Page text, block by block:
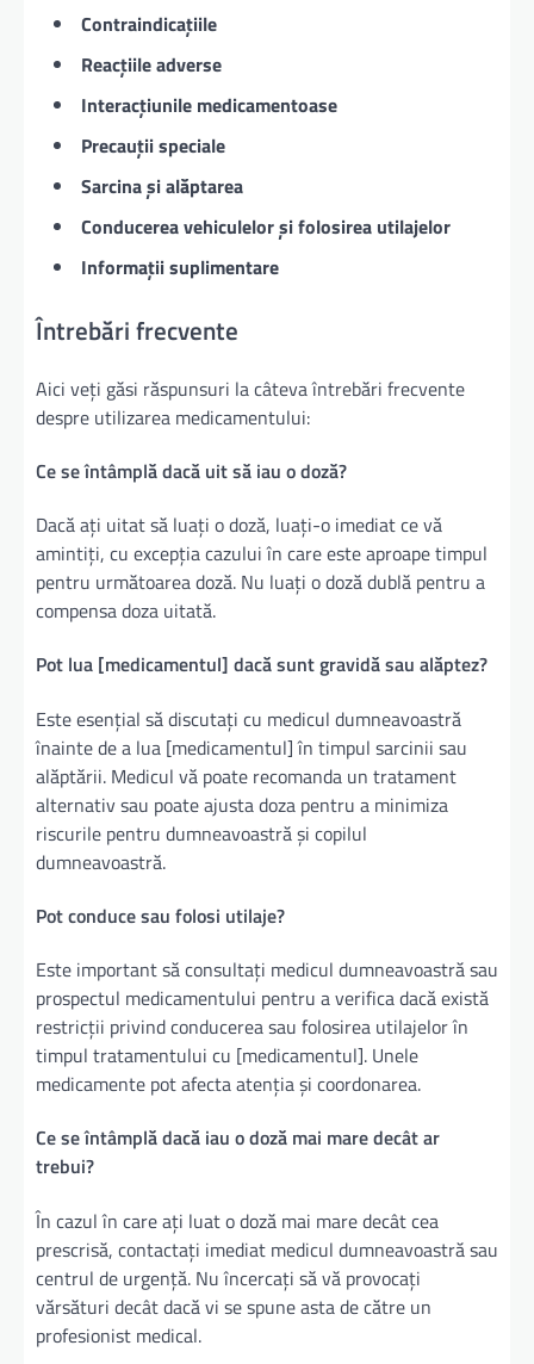
Contraindicațiile
Reacțiile adverse
Interacțiunile medicamentoase
Precauții speciale
Sarcina și alăptarea
Conducerea vehiculelor și folosirea utilajelor
Informații suplimentare
Întrebări frecvente
Aici veți găsi răspunsuri la câteva întrebări frecvente
despre utilizarea medicamentului:
Ce se întâmplă dacă uit să iau o doză?
Dacă ați uitat să luați o doză, luați-o imediat ce vă
amintiți, cu excepția cazului în care este aproape timpul
pentru următoarea doză. Nu luați o doză dublă pentru a
compensa doza uitată.
Pot lua [medicamentul] dacă sunt gravidă sau alăptez?
Este esențial să discutați cu medicul dumneavoastră
înainte de a lua [medicamentul] în timpul sarcinii sau
alăptării. Medicul vă poate recomanda un tratament
alternativ sau poate ajusta doza pentru a minimiza
riscurile pentru dumneavoastră și copilul
dumneavoastră.
Pot conduce sau folosi utilaje?
Este important să consultați medicul dumneavoastră sau
prospectul medicamentului pentru a verifica dacă există
restricții privind conducerea sau folosirea utilajelor în
timpul tratamentului cu [medicamentul]. Unele
medicamente pot afecta atenția și coordonarea.
Ce se întâmplă dacă iau o doză mai mare decât ar
trebui?
În cazul în care ați luat o doză mai mare decât cea
prescrisă, contactați imediat medicul dumneavoastră sau
centrul de urgență. Nu încercați să vă provocați
vărsături decât dacă vi se spune asta de către un
profesionist medical.